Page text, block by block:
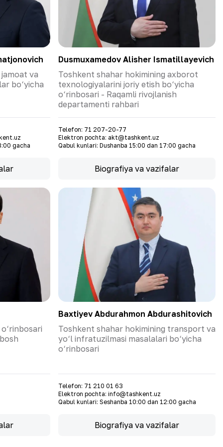
va
bo‘yicha
gacha
Dusmuxamedov Alisher Ismatillayevich
Toshkent shahar hokimining axborot
texnologiyalarini joriy etish bo‘yicha
o‘rinbosari - Raqamli rivojlanish
departamenti rahbari
Telefon: 71 207-20-77
Elektron pochta: akt@tashkent.uz
Qabul kunlari: Dushanba 15:00 dan 17:00 gacha
Biografiya va vazifalar
Baxtiyev Abdurahmon Abdurashitovich
Toshkent shahar hokimining transport va
yo‘l infratuzilmasi masalalari bo‘yicha
o‘rinbosari
Telefon: 71 210 01 63
Elektron pochta: info@tashkent.uz
Qabul kunlari: Seshanba 10:00 dan 12:00 gacha
Biografiya va vazifalar